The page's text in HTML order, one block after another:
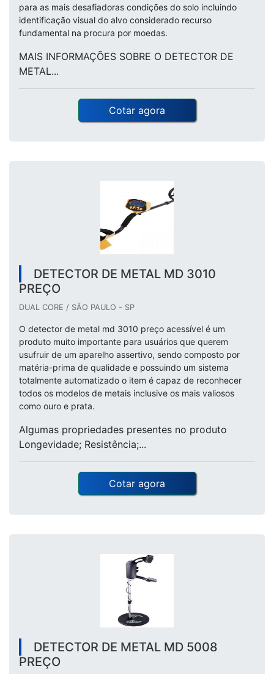
para as mais desafiadoras condições do solo incluindo
identificação visual do alvo considerado recurso
fundamental na procura por moedas.
MAIS INFORMAÇÕES SOBRE O DETECTOR DE
METAL...
Cotar agora
DETECTOR DE METAL MD 3010
PREÇO
DUAL CORE / SÃO PAULO - SP
O detector de metal md 3010 preço acessível é um
produto muito importante para usuários que querem
usufruir de um aparelho assertivo, sendo composto por
matéria-prima de qualidade e possuindo um sistema
totalmente automatizado o item é capaz de reconhecer
todos os modelos de metais inclusive os mais valiosos
como ouro e prata.
Algumas propriedades presentes no produto
Longevidade; Resistência;...
Cotar agora
DETECTOR DE METAL MD 5008
PREÇO